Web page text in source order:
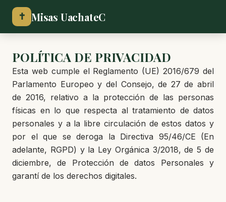
✝ Misas UachateC
POLÍTICA DE PRIVACIDAD
Esta web cumple el Reglamento (UE) 2016/679 del
Parlamento Europeo y del Consejo, de 27 de abril
de 2016, relativo a la protección de las personas
físicas en lo que respecta al tratamiento de datos
personales y a la libre circulación de estos datos y
por el que se deroga la Directiva 95/46/CE (En
adelante, RGPD) y la Ley Orgánica 3/2018, de 5 de
diciembre, de Protección de datos Personales y
garantí de los derechos digitales.